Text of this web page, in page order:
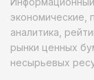
экономические,
аналитика,
рынки ценных
несырьевых